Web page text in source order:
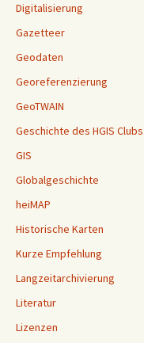
Digitalisierung
Gazetteer
Geodaten
Georeferenzierung
GeoTWAIN
Geschichte des HGIS Clubs
GIS
Globalgeschichte
heiMAP
Historische Karten
Kurze Empfehlung
Langzeitarchivierung
Literatur
Lizenzen